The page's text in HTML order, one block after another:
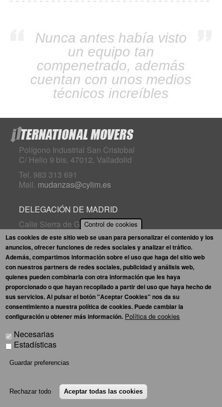
Nunca antes había visto
un equipo tan
compenetrado, además
cuentan con unos medios
técnicos increíbles
Polígono Industrial San Cristobal
C/ Helio 9 bis. 47012, Valladolid
Tel. 983 313 691
Mail. mudanzas@cylim.es
DELEGACIÓN DE MADRID
Calle Sierra de Guadarrama, 28
28830, San Fernando de Henares (Madrid)
Tel. 910 567 647
Mail.madrid.mudanzas@grupoamygo.com
Mapa web
Aviso legal
Política de privacidad
Política de cookies
Enlaces interés
Sugerencias
derechos reservados.
Control de cookies
Las cookies de este sitio web se usan para personalizar el contenido y los
anuncios, ofrecer funciones de redes sociales y analizar el tráfico.
Además, compartimos información sobre el uso que haga del sitio web
con nuestros partners de redes sociales, publicidad y análisis web,
quienes pueden combinarla con otra información que les haya
proporcionado o que hayan recopilado a partir del uso que haya hecho de
sus servicios. Al pulsar el botón "Aceptar Cookies" nos da su
consentimiento a nuestra política de cookies. Puede cambiar la
configuración u obtener más información. Política de cookies
Necesarias
Estadísticas
Guardar preferencias
Rechazar todo Aceptar todas las cookies